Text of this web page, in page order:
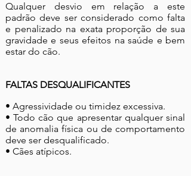
Qualquer desvio em relação a este
padrão deve ser considerado como falta
e penalizado na exata proporção de sua
gravidade e seus efeitos na saúde e bem
estar do cão.
FALTAS DESQUALIFICANTES
• Agressividade ou timidez excessiva.
• Todo cão que apresentar qualquer sinal
de anomalia física ou de comportamento
deve ser desqualificado.
• Cães atípicos.